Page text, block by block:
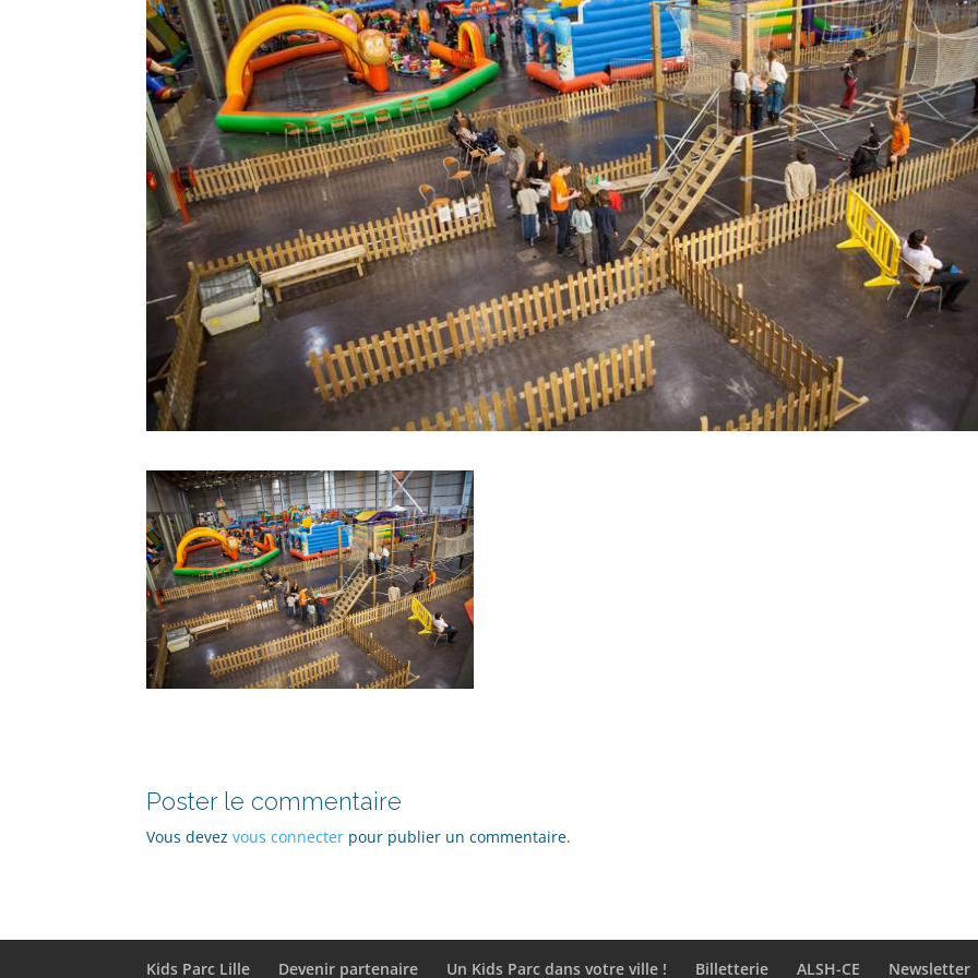
Poster le commentaire
Vous devezvous connecter pour publier un commentaire.
Kids Parc Lille Devenir partenaire Un Kids Parc dans votre ville ! Billetterie ALSH-CE Newsletter